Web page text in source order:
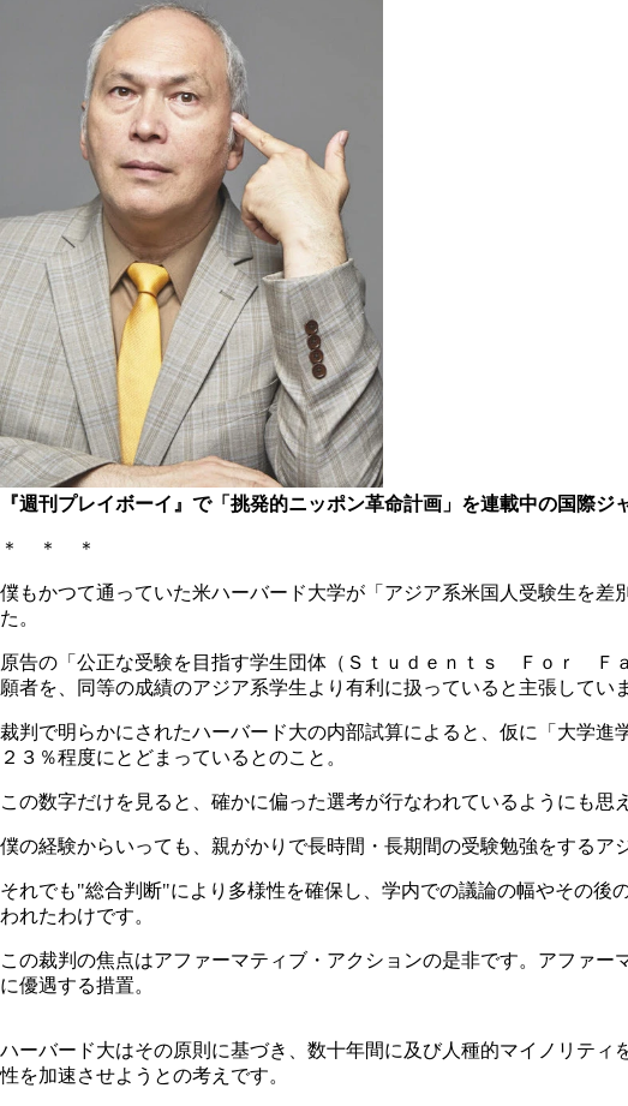
『週刊プレイボーイ』で「挑発的ニッポン革命計画」を連載中の国際ジ
＊ ＊ ＊
僕もかつて通っていた米ハーバード大学が「アジア系米国人受験生を
た。
原告の「公正な受験を目指す学生団体（Ｓｔｕｄｅｎｔｓ Ｆｏｒ Ｆ
願者を、同等の成績のアジア系学生より有利に扱っていると主張してい
裁判で明らかにされたハーバード大の内部試算によると、仮に「大学
２３％程度にとどまっているとのこと。
この数字だけを見ると、確かに偏った選考が行なわれているようにも
僕の経験からいっても、親がかりで長時間・長期間の受験勉強をする
それでも"総合判断"により多様性を確保し、学内での議論の幅やその
われたわけです。
この裁判の焦点はアファーマティブ・アクションの是非です。アファ
に優遇する措置。
ハーバード大はその原則に基づき、数十年間に及び人種的マイノリテ
性を加速させようとの考えです。